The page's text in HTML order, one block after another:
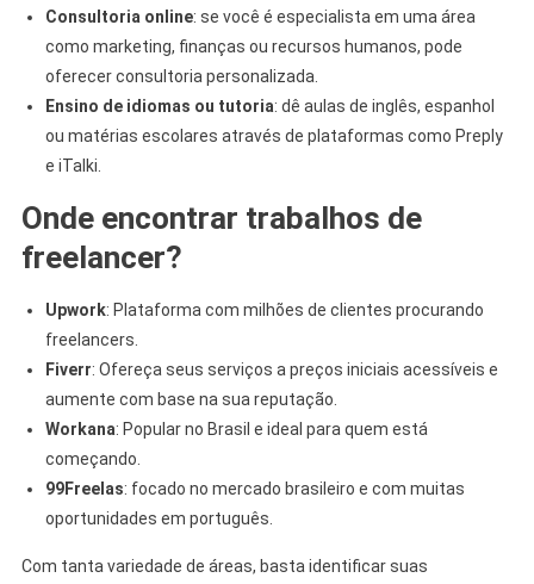
Consultoria online: se você é especialista em uma área
como marketing, finanças ou recursos humanos, pode
oferecer consultoria personalizada.
Ensino de idiomas ou tutoria: dê aulas de inglês, espanhol
ou matérias escolares através de plataformas como Preply
e iTalki.
Onde encontrar trabalhos de
freelancer?
Upwork: Plataforma com milhões de clientes procurando
freelancers.
Fiverr: Ofereça seus serviços a preços iniciais acessíveis e
aumente com base na sua reputação.
Workana: Popular no Brasil e ideal para quem está
começando.
99Freelas: focado no mercado brasileiro e com muitas
oportunidades em português.
Com tanta variedade de áreas, basta identificar suas